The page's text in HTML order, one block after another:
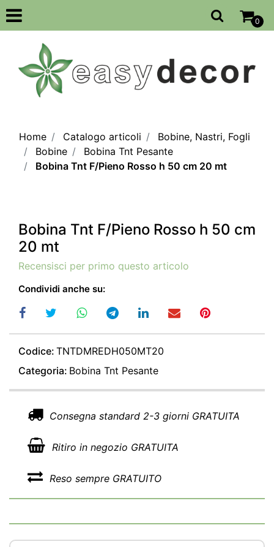
Open
0
Home Catalogo articoli
Bobine, Nastri, Fogli
Bobine
Bobina Tnt Pesante
Bobina Tnt F/Pieno Rosso h 50 cm 20 mt
Bobina Tnt F/Pieno Rosso h 50 cm
20 mt
Recensisci per primo questo articolo
Condividi anche su:
Codice: TNTDMREDH050MT20
Categoria: Bobina Tnt Pesante
Consegna standard 2-3 giorni GRATUITA
Ritiro in negozio GRATUITA
Reso sempre GRATUITO